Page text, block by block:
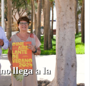
llega a la